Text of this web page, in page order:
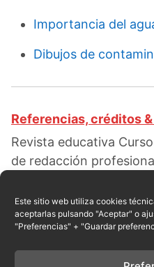
Este sitio web utiliza cookies
aceptarlas pulsando "Aceptar" o
"Preferencias" + "Guardar
Importancia del
Dibujos de
Referencias, créditos
Revista educativa
de redacción
Red educativa.
desde el sitio web:
https://
del-ambiente.html